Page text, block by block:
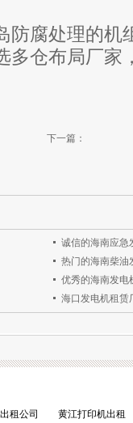
防腐处理的机
多仓布局厂家
下一篇：
诚信的海南应急
热门的海南柴油
优秀的海南发电
海口发电机租赁
租公司
黄江打印机出租